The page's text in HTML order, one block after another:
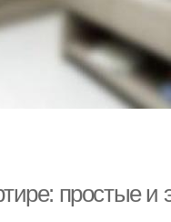
простые